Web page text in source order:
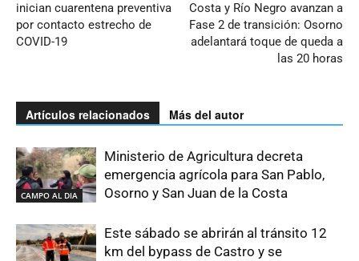
inician cuarentena preventiva
por contacto estrecho de
COVID-19
Costa y Río Negro avanzan a
Fase 2 de transición: Osorno
adelantará toque de queda a
las 20 horas
Artículos relacionados Más del autor
CAMPO AL DIA
Ministerio de Agricultura decreta
emergencia agrícola para San Pablo,
Osorno y San Juan de la Costa
Este sábado se abrirán al tránsito 12
km del bypass de Castro y se